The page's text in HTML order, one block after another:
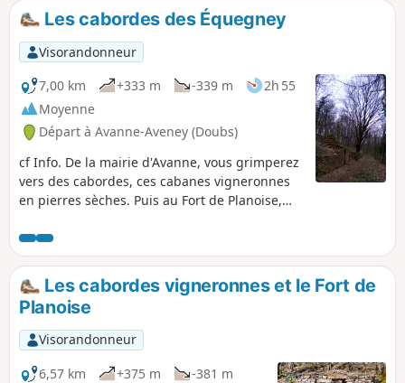
Les cabordes des Équegney
Visorandonneur
7,00 km
+333 m -339 m
2h 55
Moyenne
Départ à Avanne-Aveney (Doubs)
cf Info. De la mairie d'Avanne, vous grimperez
vers des cabordes, ces cabanes vigneronnes
en pierres sèches. Puis au Fort de Planoise,
passerez en revue les batteries d'un pas
militaire. Vous ferez halte aux belvédères
superbes sur Besançon et ses collines, sur le
sud de la vallée du Doubs et les monts
jurassiens. Vous faufilant pas un petit tunnel à
l'intérieur d'un fortin, vous pénétrerez dans
un bois sauvage et moussu aux allures de
forêt hantée.
Les cabordes vigneronnes et le Fort de
Planoise
Visorandonneur
6,57 km
+375 m
-381 m